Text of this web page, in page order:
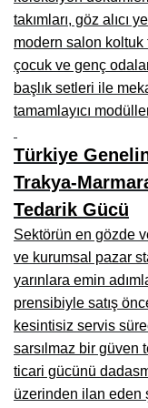
Kars Mobilya
Kırşehir Mobilya
Kütahya Mobilya
Malatya Mobilyacılar,
Sinop Mobilya
Tekirdağ
Muş Mobilya
Nevşehir
Ordu Mobilya
Rize Mobilyacılar,
Sivas Mobilya
Tokat Mobilyacılar,
takımları, göz alıcı
modern salon koltuk
çocuk ve genç
başlık setleri ile
tamamlayıcı
Türkiye
Trakya-
Tedarik Gücü
Sektörün en gözde
ve kurumsal pazar
yarınlara emin
prensibiyle satış
kesintisiz servis
sarsılmaz bir güven
ticari gücünü
üzerinden ilan eden